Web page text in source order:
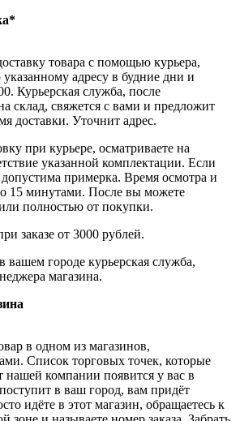
товара с помощью курьера,
адресу в будние дни и
Курьерская служба, после
склад, свяжется с вами и предложит
доставки. Уточнит адрес.
при курьере, осматриваете на
указанной комплектации. Если
примерка. Время осмотра и
15 минутами. После вы можете
или полностью от покупки.
заказе от 3000 рублей.
вашем городе курьерская служба,
магазина.
в одном из магазинов,
Список торговых точек, которые
нашей компании появится у вас в
в ваш город, вам придёт
идёте в этот магазин, обращаетесь к